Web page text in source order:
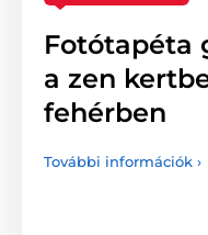
Fotótapéta
a zen
fehérben
További információk ›